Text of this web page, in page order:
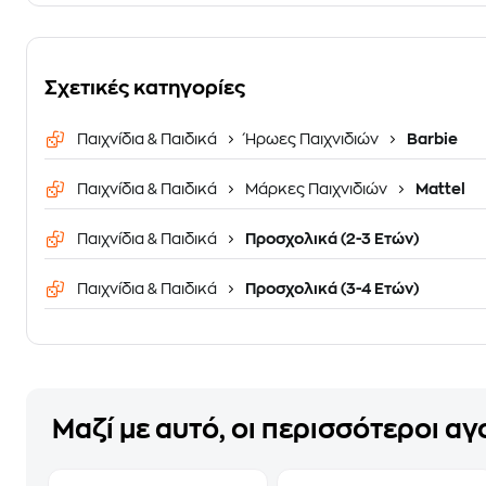
Σχετικές κατηγορίες
Παιχνίδια & Παιδικά Ήρωες Παιχνιδιών Barbie
Παιχνίδια & Παιδικά Μάρκες Παιχνιδιών Mattel
Παιχνίδια & Παιδικά Προσχολικά (2-3 Ετών)
Παιχνίδια & Παιδικά Προσχολικά (3-4 Ετών)
Μαζί με αυτό, οι περισσότεροι